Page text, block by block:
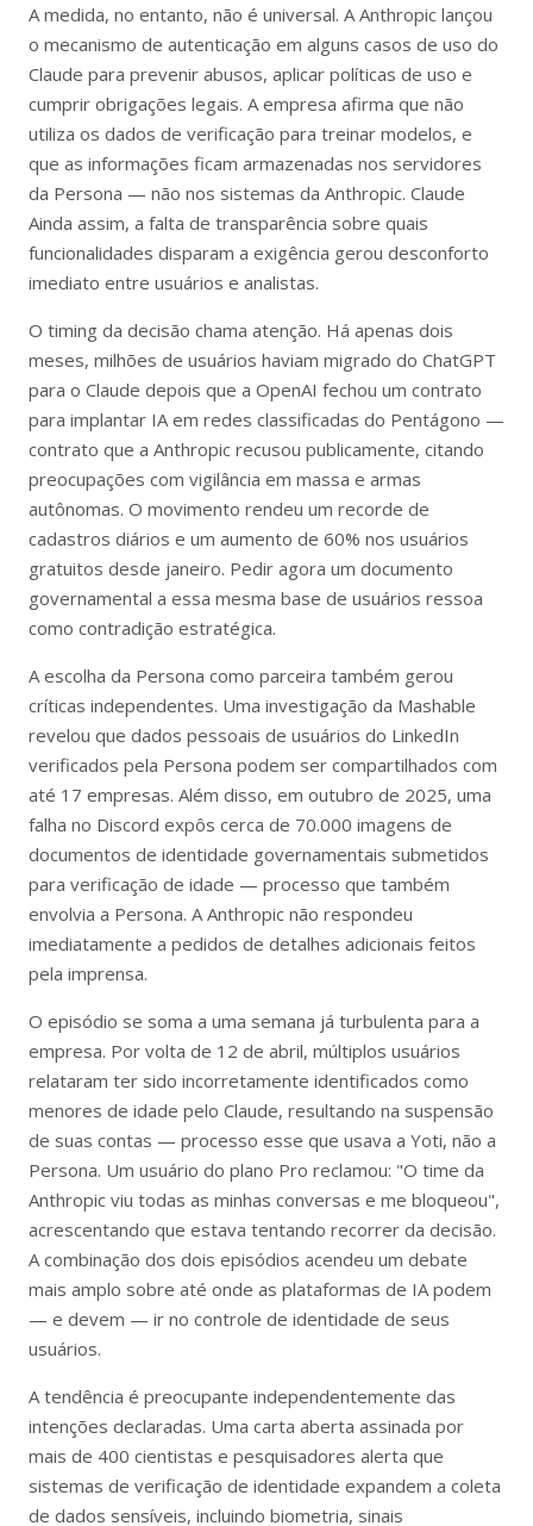
A medida, no entanto, não é universal. A Anthropic lançou
o mecanismo de autenticação em alguns casos de uso do
Claude para prevenir abusos, aplicar políticas de uso e
cumprir obrigações legais. A empresa afirma que não
utiliza os dados de verificação para treinar modelos, e
que as informações ficam armazenadas nos servidores
da Persona — não nos sistemas da Anthropic. Claude
Ainda assim, a falta de transparência sobre quais
funcionalidades disparam a exigência gerou desconforto
imediato entre usuários e analistas.
O timing da decisão chama atenção. Há apenas dois
meses, milhões de usuários haviam migrado do ChatGPT
para o Claude depois que a OpenAI fechou um contrato
para implantar IA em redes classificadas do Pentágono —
contrato que a Anthropic recusou publicamente, citando
preocupações com vigilância em massa e armas
autônomas. O movimento rendeu um recorde de
cadastros diários e um aumento de 60% nos usuários
gratuitos desde janeiro. Pedir agora um documento
governamental a essa mesma base de usuários ressoa
como contradição estratégica.
A escolha da Persona como parceira também gerou
críticas independentes. Uma investigação da Mashable
revelou que dados pessoais de usuários do LinkedIn
verificados pela Persona podem ser compartilhados com
até 17 empresas. Além disso, em outubro de 2025, uma
falha no Discord expôs cerca de 70.000 imagens de
documentos de identidade governamentais submetidos
para verificação de idade — processo que também
envolvia a Persona. A Anthropic não respondeu
imediatamente a pedidos de detalhes adicionais feitos
pela imprensa.
O episódio se soma a uma semana já turbulenta para a
empresa. Por volta de 12 de abril, múltiplos usuários
relataram ter sido incorretamente identificados como
menores de idade pelo Claude, resultando na suspensão
de suas contas — processo esse que usava a Yoti, não a
Persona. Um usuário do plano Pro reclamou: "O time da
Anthropic viu todas as minhas conversas e me bloqueou",
acrescentando que estava tentando recorrer da decisão.
A combinação dos dois episódios acendeu um debate
mais amplo sobre até onde as plataformas de IA podem
— e devem — ir no controle de identidade de seus
usuários.
A tendência é preocupante independentemente das
intenções declaradas. Uma carta aberta assinada por
mais de 400 cientistas e pesquisadores alerta que
sistemas de verificação de identidade expandem a coleta
de dados sensíveis, incluindo biometria, sinais